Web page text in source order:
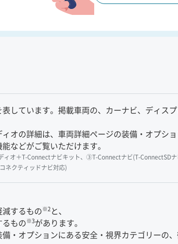
しています。掲載車両の、カーナビ、ディス
オの詳細は、車両詳細ページの装備・オプシ
などがご覧いただけます。
オ＋T-Connectナビキット、③T-Connectナビ(T-ConnectSD
ネクティッドナビ対応)
するもの※2と、
もの※3があります。
・オプションにある安全・視界カテゴリーの